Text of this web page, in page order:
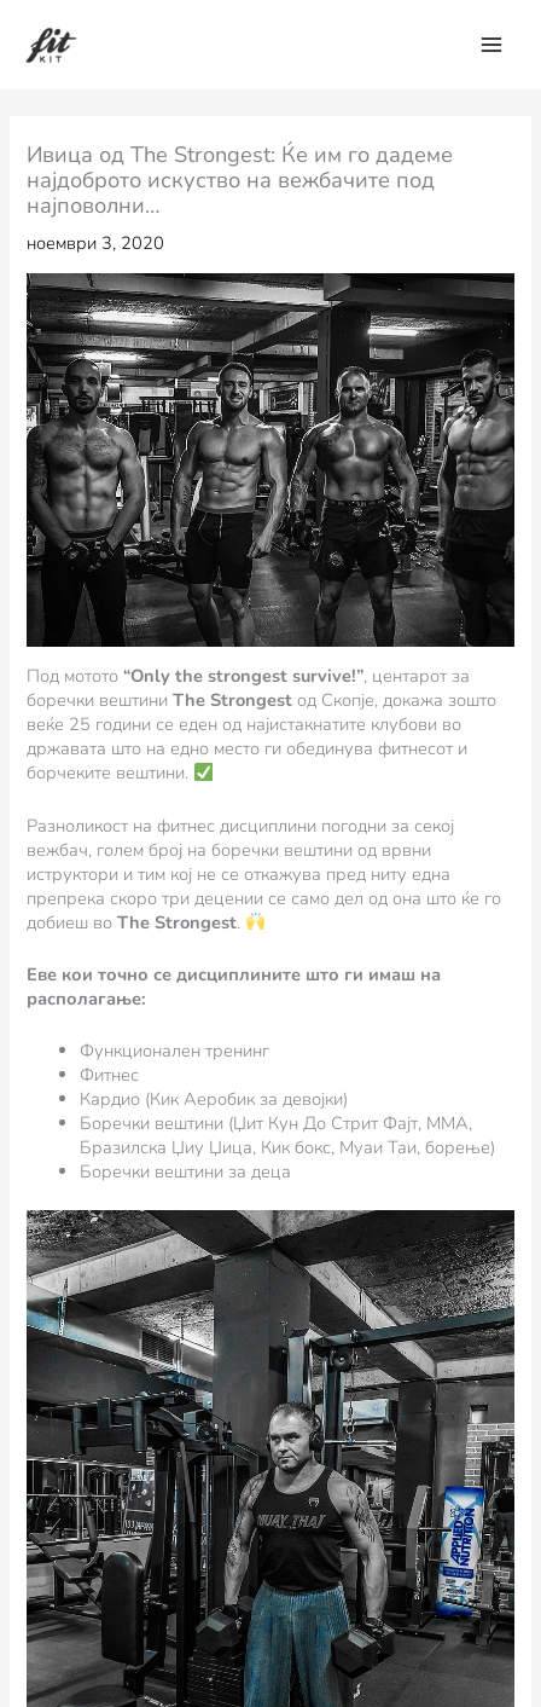
content
Ивица од The Strongest: Ќе им го дадеме
најдоброто искуство на вежбачите под
најповолни…
ноември 3, 2020
Под мотото“Only the strongest survive!”, центарот за
боречки вештиниThe Strongestoд Скопје, докажа зошто
веќе 25 години се еден од најистакнатите клубови во
државата што на едно место ги обединува фитнесот и
борчеките вештини.
Разноликост на фитнес дисциплини погодни за секој
вежбач, голем број на боречки вештини од врвни
иструктори и тим кој не се откажува пред ниту една
препрека скоро три децении се само дел од она што ќе го
добиеш воThe Strongest.
Еве кои точно се дисциплините што ги имаш на
располагање:
Функционален тренинг
Фитнес
Кардио (Кик Аеробик за девојки)
Боречки вештини (Џит Кун До Стрит Фајт, ММА,
Бразилска Џиу Џица, Кик бокс, Муаи Таи, борење)
Боречки вештини за деца